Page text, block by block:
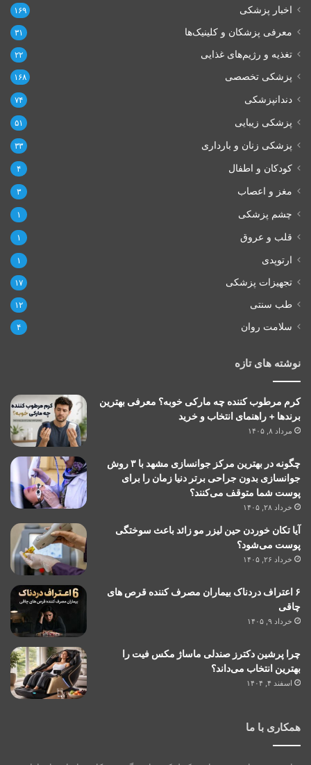
اخبار پزشکی ۱۶۹
معرفی پزشکان و کلینیک‌ها ۳۱
تغذیه و رژیم‌های غذایی ۲۲
پزشکی تخصصی ۱۶۸
دندانپزشکی ۷۴
پزشکی زیبایی ۵۱
پزشکی زنان و بارداری ۳۳
کودکان و اطفال ۴
مغز و اعصاب ۳
چشم پزشکی ۱
قلب و عروق ۱
ارتوپدی ۱
تجهیزات پزشکی ۱۷
طب سنتی ۱۲
سلامت روان ۴
نوشته های تازه
کرم مرطوب کننده چه مارکی خوبه؟ معرفی بهترین
برندها + راهنمای انتخاب و خرید
مرداد ۸, ۱۴۰۵
چگونه در بهترین مرکز جوانسازی مشهد با ۳ روش
جوانسازی بدون جراحی برتر دنیا زمان را برای
پوست شما متوقف می‌کنند؟
خرداد ۲۸, ۱۴۰۵
آیا تکان خوردن حین لیزر مو زائد باعث سوختگی
پوست می‌شود؟
خرداد ۲۶, ۱۴۰۵
۶ اعتراف دردناک بیماران مصرف کننده قرص های
چاقی
خرداد ۹, ۱۴۰۵
چرا پرشین دکترز صندلی ماساژ مکس فیت را
بهترین انتخاب می‌داند؟
اسفند ۴, ۱۴۰۴
همکاری با ما